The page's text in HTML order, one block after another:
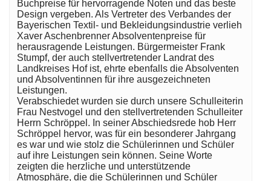
Buchpreise für hervorragende Noten und das beste
Design vergeben. Als Vertreter des Verbandes der
Bayerischen Textil- und Bekleidungsindustrie verlieh
Xaver Aschenbrenner Absolventenpreise für
herausragende Leistungen. Bürgermeister Frank
Stumpf, der auch stellvertretender Landrat des
Landkreises Hof ist, ehrte ebenfalls die Absolventen
und Absolventinnen für ihre ausgezeichneten
Leistungen.
Verabschiedet wurden sie durch unsere Schulleiterin
Frau Nestvogel und den stellvertretenden Schulleiter
Herrn Schröppel. In seiner Abschiedsrede hob Herr
Schröppel hervor, was für ein besonderer Jahrgang
es war und wie stolz die Schülerinnen und Schüler
auf ihre Leistungen sein können. Seine Worte
zeigten die herzliche und unterstützende
Atmosphäre, die die Schülerinnen und Schüler